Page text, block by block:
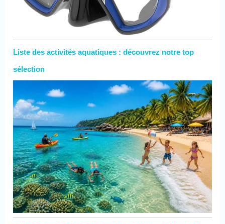
Liste des activités aquatiques : découvrez notre top
sélection